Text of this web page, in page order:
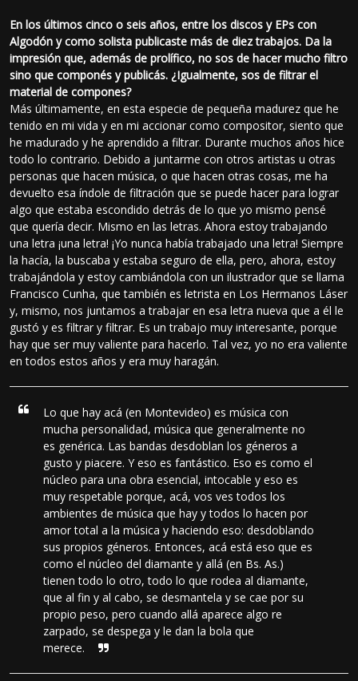
En los últimos cinco o seis años, entre los discos y EPs con
Algodón y como solista publicaste más de diez trabajos. Da la
impresión que, además de prolífico, no sos de hacer mucho filtro
sino que componés y publicás. ¿Igualmente, sos de filtrar el
material de compones?
Más últimamente, en esta especie de pequeña madurez que he
tenido en mi vida y en mi accionar como compositor, siento que
he madurado y he aprendido a filtrar. Durante muchos años hice
todo lo contrario. Debido a juntarme con otros artistas u otras
personas que hacen música, o que hacen otras cosas, me ha
devuelto esa índole de filtración que se puede hacer para lograr
algo que estaba escondido detrás de lo que yo mismo pensé
que quería decir. Mismo en las letras. Ahora estoy trabajando
una letra ¡una letra! ¡Yo nunca había trabajado una letra! Siempre
la hacía, la buscaba y estaba seguro de ella, pero, ahora, estoy
trabajándola y estoy cambiándola con un ilustrador que se llama
Francisco Cunha, que también es letrista en Los Hermanos Láser
y, mismo, nos juntamos a trabajar en esa letra nueva que a él le
gustó y es filtrar y filtrar. Es un trabajo muy interesante, porque
hay que ser muy valiente para hacerlo. Tal vez, yo no era valiente
en todos estos años y era muy haragán.
Lo que hay acá (en Montevideo) es música con
mucha personalidad, música que generalmente no
es genérica. Las bandas desdoblan los géneros a
gusto y piacere. Y eso es fantástico. Eso es como el
núcleo para una obra esencial, intocable y eso es
muy respetable porque, acá, vos ves todos los
ambientes de música que hay y todos lo hacen por
amor total a la música y haciendo eso: desdoblando
sus propios géneros. Entonces, acá está eso que es
como el núcleo del diamante y allá (en Bs. As.)
tienen todo lo otro, todo lo que rodea al diamante,
que al fin y al cabo, se desmantela y se cae por su
propio peso, pero cuando allá aparece algo re
zarpado, se despega y le dan la bola que
merece.